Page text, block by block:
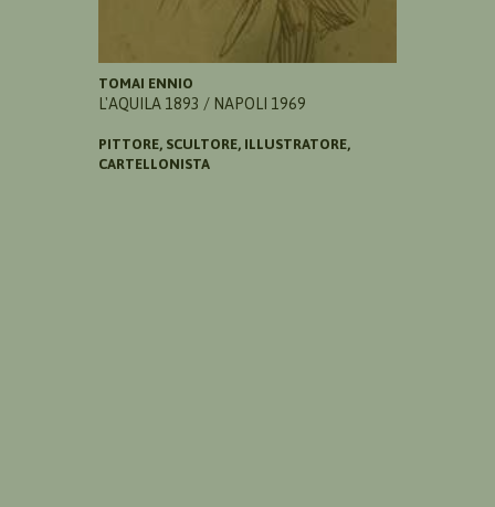
TOMAI ENNIO
L'AQUILA 1893 / NAPOLI 1969
PITTORE, SCULTORE, ILLUSTRATORE,
CARTELLONISTA